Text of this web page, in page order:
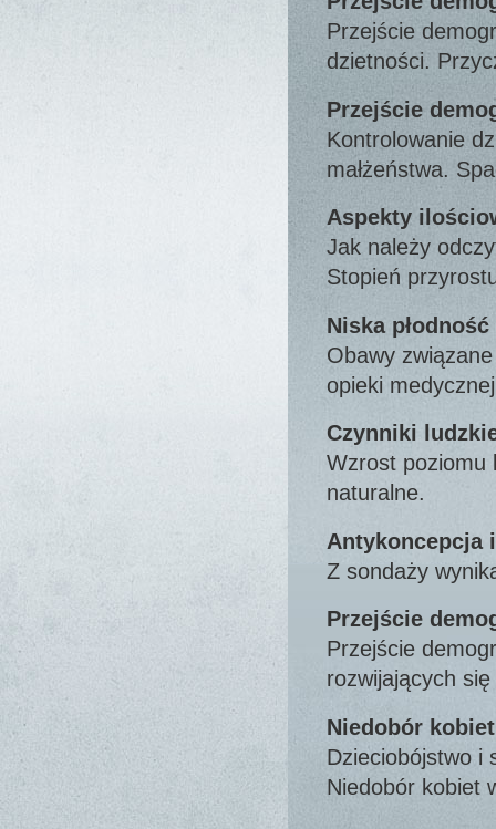
Przejście
dzietności.
Przejście
Kontrolowanie
małżeństwa.
Aspekty
Jak należy
Stopień
Niska
Obawy
opieki
Czynniki
Wzrost poziomu
naturalne.
Antykoncepcja
Z sondaży
Przejście
Przejście
rozwijających
Niedobór kobiet
Dzieciobójstwo i
Niedobór kobiet